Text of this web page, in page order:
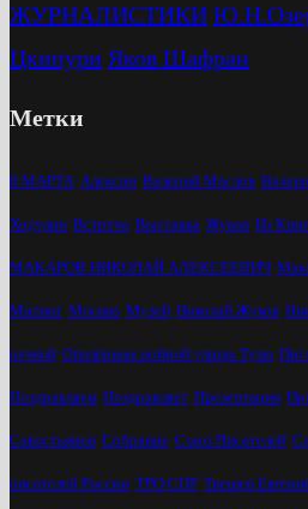
ЖУРНАЛИСТИКИ
Цкипури Яков Шафран
Метки
8 МАРТА Алексин Валерий Маслов
Ходулин Встреча Выставка Жуков Из
МАКАРОВ НИКОЛАЙ АЛЕКСЕЕВИЧ
Митинг Москва Музей Николай Жуков
речкой Опалённые войной улицы Тулы
Поздравляем Поздравляет Презентация
Савостьянов Собрание Союз Писателей
писателей России ТРО СПР Трещев